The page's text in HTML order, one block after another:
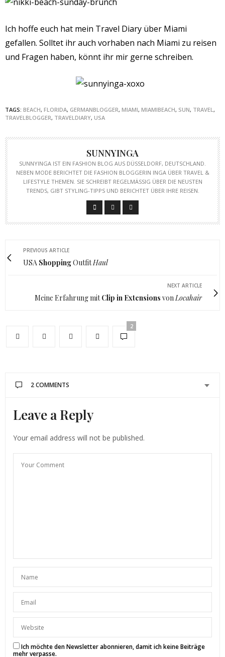
Ich hoffe euch hat mein Travel Diary über Miami
gefallen. Solltet ihr auch vorhaben nach Miami zu reisen
und Fragen haben, könnt ihr mir gerne schreiben.
TAGS: BEACH, FLORIDA, GERMANBLOGGER, MIAMI, MIAMIBEACH, SUN, TRAVEL,
TRAVELBLOGGER, TRAVELDIARY, USA
SUNNYINGA
SUNNYINGA IST EIN FASHION BLOG AUS DÜSSELDORF, DEUTSCHLAND.
NEBEN MODE BERICHTET DIE FASHION BLOGGERIN INGA ÜBER TRAVEL &
LIFESTYLE THEMEN. SIE SCHREIBT REGELMÄSSIG ÜBER DIE NEUSTEN T
RENDS, GIBT STYLING-TIPPS UND BERICHTET ÜBER IHRE REISEN.
PREVIOUS ARTICLE
USA ShoppingOutfitHaul
NEXT ARTICLE
Meine Erfahrung mitClip in Extensions vonLocahair
2
2 COMMENTS
SOPHIA SAGT:
Ich lieeeeeeeeeeeeebe Miami! Bei deinen Bilder
Fotos sind ganz toll, besonders die vom Strand.
http://miss-phiaselle.com/
28. SEPTEMBER 2016 UM 16:49 UHR
Leave a Reply
Your email address will not be published.
Ich möchte den Newsletter abonnieren, damit ich keine Beiträge
mehr verpasse.